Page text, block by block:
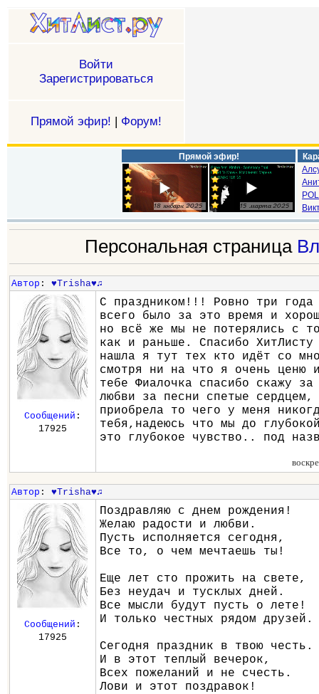
Войти
Зарегистрироваться
Прямой эфир! | Форум!
Прямой эфир!
Персональная страница
Автор : ♥Trisha♥♫
С праздником!!! Ровно три года
всего было за это время и
но всё же мы не потерялись с
как и раньше. Спасибо
нашла я тут тех кто идёт со
смотря ни на что я очень ценю
тебе Фиалочка спасибо скажу
любви за песни спетые
приобрела то чего у меня
тебя,надеюсь что мы до
это глубокое чувство.. под
Сообщений :
17925
Автор : ♥Trisha♥♫
Поздравляю с днем рождения!
Желаю радости и любви.
Пусть исполняется сегодня,
Все то, о чем мечтаешь ты!
Еще лет сто прожить на свете,
Без неудач и тусклых дней.
Все мысли будут пусть о лете!
И только честных рядом друзей.
Сегодня праздник в твою честь.
И в этот теплый вечерок,
Всех пожеланий и не счесть.
Лови и этот поздравок!
Сообщений :
17925